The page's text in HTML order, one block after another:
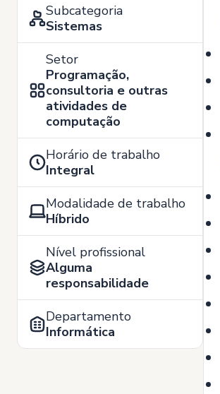
Subcategoria
Sistemas
Setor
Programação,
consultoria e outras
atividades de
computação
Horário de trabalho
Integral
Modalidade de trabalho
Híbrido
Nível profissional
Alguma
responsabilidade
Departamento
Informática